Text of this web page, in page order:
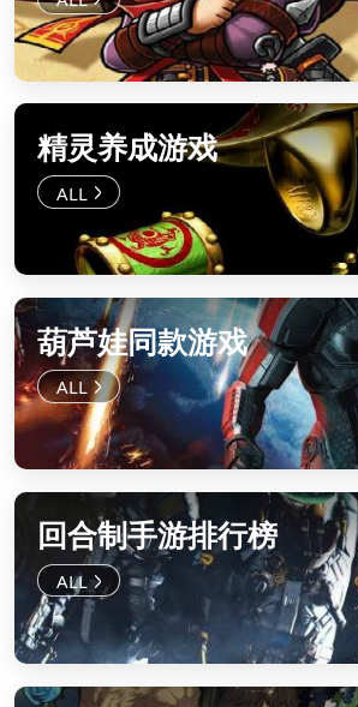
精灵养成游戏
葫芦娃同款游戏
回合制手游排行榜